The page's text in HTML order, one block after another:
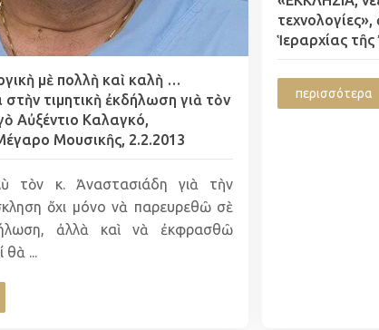
μὲ πολλὴ καὶ καλὴ …
στὴν τιμητικὴ ἐκδήλωση γιὰ τὸν
Αὐξέντιο Καλαγκό,
Μουσικῆς, 2.2.2013
τὸν κ. Ἀναστασιάδη γιὰ τὴν
ὄχι μόνο νὰ παρευρεθῶ σὲ
ἀλλὰ καὶ νὰ ἐκφρασθῶ
θὰ ...
Ἱεραρχίας
περισσότερα